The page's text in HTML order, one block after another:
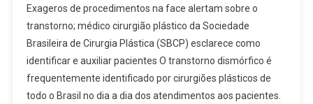
Exageros de procedimentos na face alertam sobre o
transtorno; médico cirurgião plástico da Sociedade
Brasileira de Cirurgia Plástica (SBCP) esclarece como
identificar e auxiliar pacientes O transtorno dismórfico é
frequentemente identificado por cirurgiões plásticos de
todo o Brasil no dia a dia dos atendimentos aos pacientes.